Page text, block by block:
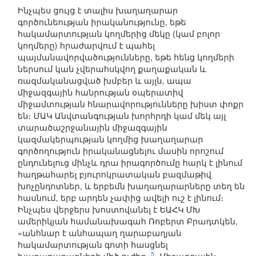
Ինչպես ցույց է տալիս խաղաղարար
գործունեության իրականությունը, եթե
հակամարտության կողմերից մեկը (կամ բոլոր
կողմերը) հրաժարվում է պահել
պայմանավորվածությունները, եթե հենց կողմերի
ներսում կան չվերահսկվող քաղաքական և
ռազմականացված խմբեր և այլն, ապա
միջազգային հանրության օպերատիվ
միջամտության հնարավորությունները խիստ փոքր
են։ ՄԱԿ Անվտանգության խորհրդի կամ մեկ այլ
տարածաշրջանային միջազգային
կազմակերպության կողմից խաղաղարար
գործողություն իրականացնելու մասին որոշում
ընդունելուց մինչև դրա իրագործումը հարկ է լինում
հաղթահարել բյուրոկրատական բազմաթիվ
խոչընդոտներ, և երբեմն խաղաղարարները տեղ են
հասնում, երբ արդեն չափից ավելի ուշ է լինում։
Ինչպես վերջերս խոստովանել է ԵԱՀԿ ՄԽ
ամերիկյան համանախագահ Ռոբերտ Բրադտկեն,
«անհնար է անհապաղ ղարաբաղյան
հակամարտության գոտի հասցնել
5